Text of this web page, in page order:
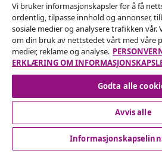
vidaXL
Oppdag mer
© 2008-2026 vidaXL www.vidaxl.no
Vi bruker informasjonskapsler for å få
ordentlig, tilpasse innhold og annonser,
sosiale medier og analysere trafikken vår.
om din bruk av nettstedet vårt med våre
medier, reklame og analyse.
ERKLÆRING OM
Godta alle
Avvis alle